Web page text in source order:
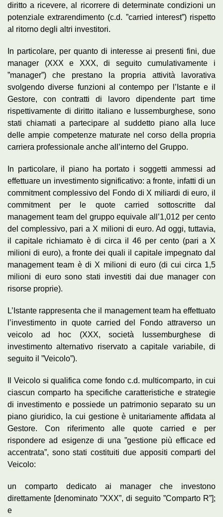
diritto a ricevere, al ricorrere di determinate condizioni un
potenziale extrarendimento (c.d. ”carried interest”) rispetto
al ritorno degli altri investitori.
In particolare, per quanto di interesse ai presenti fini, due
manager (XXX e XXX, di seguito cumulativamente i
”manager”) che prestano la propria attività lavorativa
svolgendo diverse funzioni al contempo per l’Istante e il
Gestore, con contratti di lavoro dipendente part time
rispettivamente di diritto italiano e lussemburghese, sono
stati chiamati a partecipare al suddetto piano alla luce
delle ampie competenze maturate nel corso della propria
carriera professionale anche all’interno del Gruppo.
In particolare, il piano ha portato i soggetti ammessi ad
effettuare un investimento significativo: a fronte, infatti di un
commitment complessivo del Fondo di X miliardi di euro, il
commitment per le quote carried sottoscritte dal
management team del gruppo equivale all’1,012 per cento
del complessivo, pari a X milioni di euro. Ad oggi, tuttavia,
il capitale richiamato è di circa il 46 per cento (pari a X
milioni di euro), a fronte dei quali il capitale impegnato dal
management team è di X milioni di euro (di cui circa 1,5
milioni di euro sono stati investiti dai due manager con
risorse proprie).
L’Istante rappresenta che il management team ha effettuato
l’investimento in quote carried del Fondo attraverso un
veicolo ad hoc (XXX, società lussemburghese di
investimento alternativo riservato a capitale variabile, di
seguito il ”Veicolo”).
Il Veicolo si qualifica come fondo c.d. multicomparto, in cui
ciascun comparto ha specifiche caratteristiche e strategie
di investimento e possiede un patrimonio separato su un
piano giuridico, la cui gestione è unitariamente affidata al
Gestore. Con riferimento alle quote carried e per
rispondere ad esigenze di una ”gestione più efficace ed
accentrata”, sono stati costituiti due appositi comparti del
Veicolo:
un comparto dedicato ai manager che investono
direttamente [denominato ”XXX”, di seguito ”Comparto R”];
e